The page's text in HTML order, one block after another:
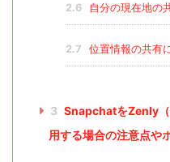
2.6 自分の現在地の
2.7 位置情報の共有
3 SnapchatをZenly（
用する場合の注意点や